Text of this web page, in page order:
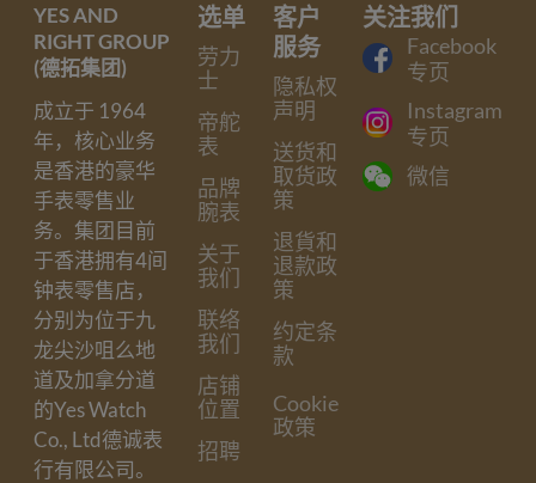
选单
劳力
士
帝舵
表
品牌
腕表
关于
我们
联络
我们
店铺
位置
招聘
客户
服务
隐私权
声明
送货和
取货政
策
退貨和
退款政
策
约定条
款
Cookie
政策
关注我们
Facebook
专页
Instagram
专页
微信
YES AND
RIGHT GROUP
(德拓集团)
成立于 1964
年，核心业务
是香港的豪华
手表零售业
务。集团目前
于香港拥有4间
钟表零售店，
分别为位于九
龙尖沙咀么地
道及加拿分道
的Yes Watch
Co., Ltd德诚表
行有限公司。